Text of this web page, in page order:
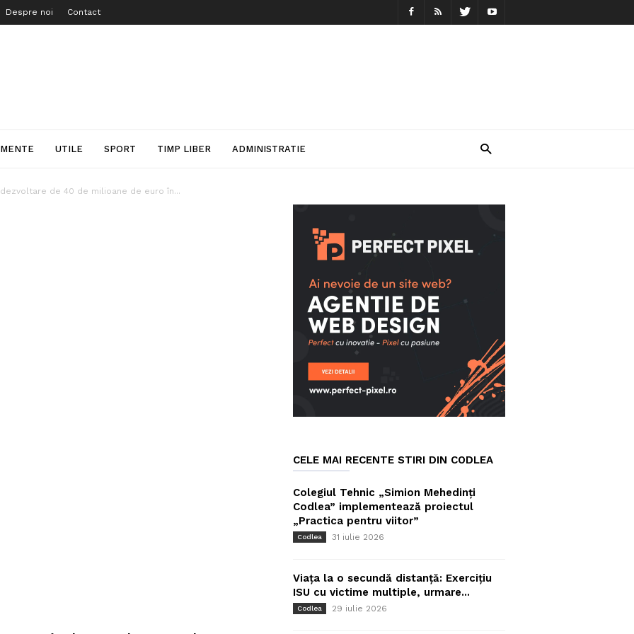
Despre noi Contact
UTILE SPORT TIMP LIBER ADMINISTRATIE
de 40 de milioane de euro în...
CELE MAI RECENTE STIRI DIN CODLEA
Colegiul Tehnic „Simion Mehedinți
Codlea” implementează proiectul
„Practica pentru viitor”
Codlea 31 iulie 2026
Viața la o secundă distanță: Exercițiu
ISU cu victime multiple, urmare...
Codlea 29 iulie 2026